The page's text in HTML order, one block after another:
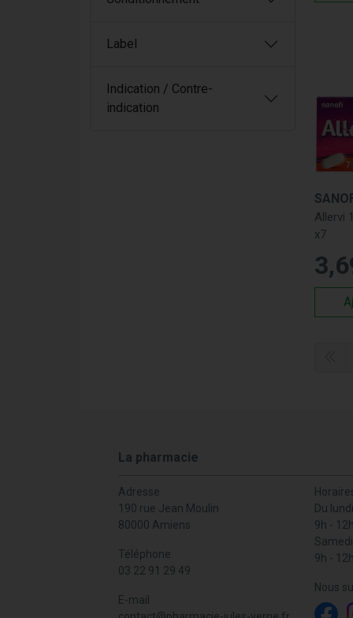
Les
de
de la
toute
Allervi
x7
3,
Label
Indication / Contre-
indication
La pharmacie
Adresse
190 rue Jean Moulin
80000 Amiens
Téléphone
03 22 91 29 49
E-mail
Du
9h -
Samedi
9h -
Nous